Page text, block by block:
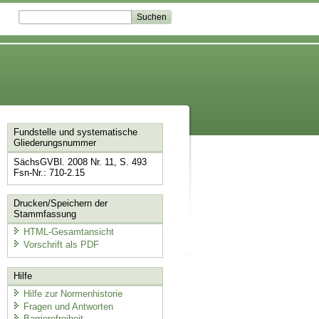
Fundstelle und systematische
Gliederungsnummer
SächsGVBl. 2008 Nr. 11, S. 493
Fsn-Nr.: 710-2.15
Drucken/Speichern der
Stammfassung
HTML-Gesamtansicht
Vorschrift als PDF
Hilfe
Hilfe zur Normenhistorie
Fragen und Antworten